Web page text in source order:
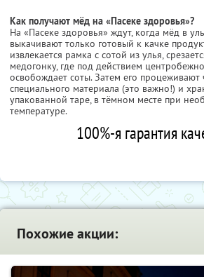
Как получают мёд на «Пасеке здоровья»?
На «Пасеке здоровья» ждут, когда мёд в
выкачивают только готовый к качке
извлекается рамка с сотой из улья,
медогонку, где под действием
освобождает соты. Затем его процеживают
специального материала (это важно!) и
упакованной таре, в тёмном месте при
температуре.
100%-я гарантия
Похожие акции: